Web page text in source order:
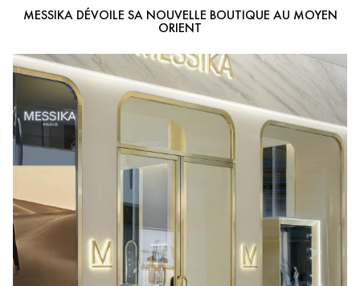
MESSIKA DÉVOILE SA NOUVELLE BOUTIQUE AU MOYEN
ORIENT